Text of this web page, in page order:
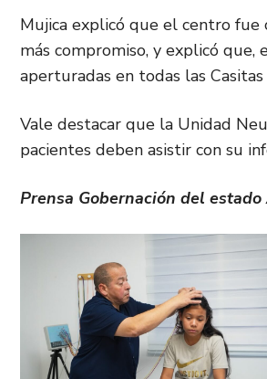
Mujica explicó que el centro fue
más compromiso, y explicó que,
aperturadas en todas las
Vale destacar que la Unidad
pacientes deben asistir con su
Prensa Gobernación del